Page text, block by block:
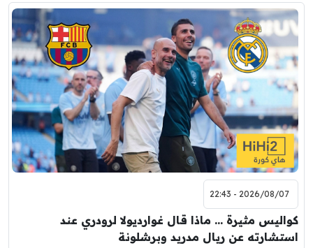
2026/08/07 - 22:43
كواليس مثيرة … ماذا قال غوارديولا لرودري عند
استشارته عن ريال مدريد وبرشلونة